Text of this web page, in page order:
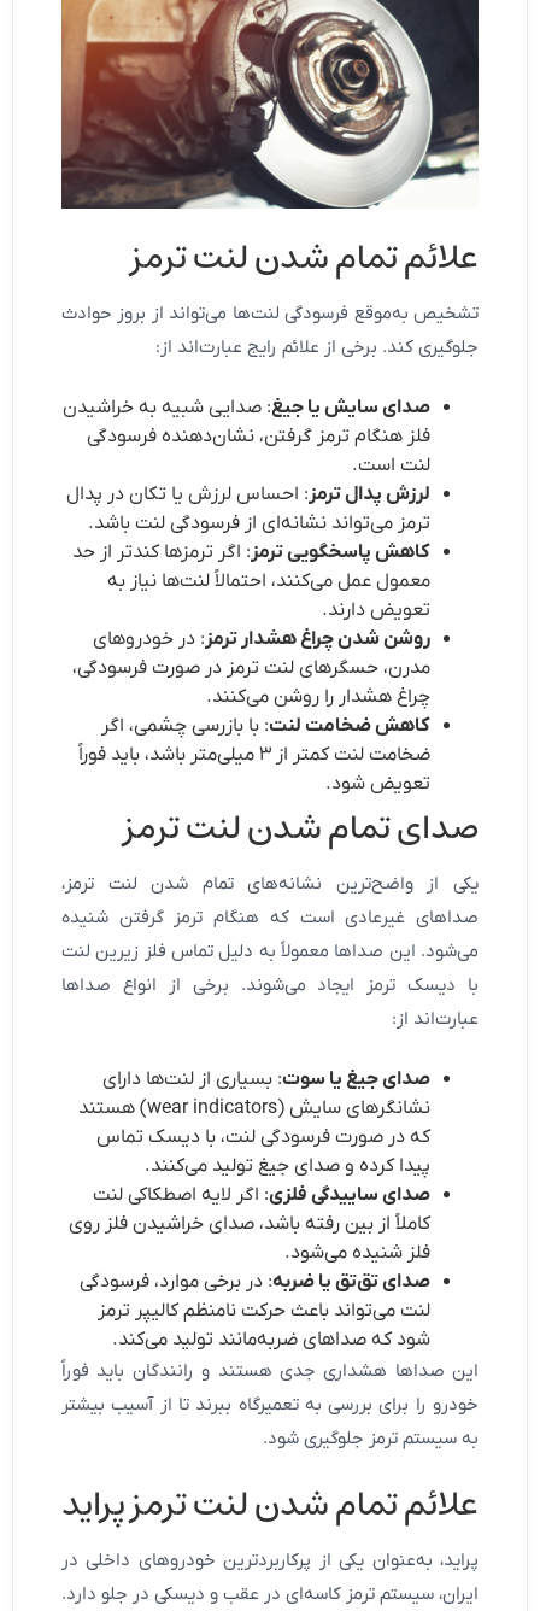
علائم تمام شدن لنت ترمز
تشخیص به‌موقع فرسودگی لنت‌ها می‌تواند از بروز حوادث
جلوگیری کند. برخی از علائم رایج عبارت‌اند از:
صدای سایش یا جیغ: صدایی شبیه به خراشیدن
فلز هنگام ترمز گرفتن، نشان‌دهنده فرسودگی
لنت است.
لرزش پدال ترمز: احساس لرزش یا تکان در پدال
ترمز می‌تواند نشانه‌ای از فرسودگی لنت باشد.
کاهش پاسخگویی ترمز: اگر ترمزها کندتر از حد
معمول عمل می‌کنند، احتمالاً لنت‌ها نیاز به
تعویض دارند.
روشن شدن چراغ هشدار ترمز: در خودروهای
مدرن، حسگرهای لنت ترمز در صورت فرسودگی،
چراغ هشدار را روشن می‌کنند.
کاهش ضخامت لنت: با بازرسی چشمی، اگر
ضخامت لنت کمتر از ۳ میلی‌متر باشد، باید فوراً
تعویض شود.
صدای تمام شدن لنت ترمز
یکی از واضح‌ترین نشانه‌های تمام شدن لنت ترمز،
صداهای غیرعادی است که هنگام ترمز گرفتن شنیده
می‌شود. این صداها معمولاً به دلیل تماس فلز زیرین لنت
با دیسک ترمز ایجاد می‌شوند. برخی از انواع صداها
عبارت‌اند از:
صدای جیغ یا سوت: بسیاری از لنت‌ها دارای
نشانگرهای سایش (wear indicators) هستند
که در صورت فرسودگی لنت، با دیسک تماس
پیدا کرده و صدای جیغ تولید می‌کنند.
صدای ساییدگی فلزی: اگر لایه اصطکاکی لنت
کاملاً از بین رفته باشد، صدای خراشیدن فلز روی
فلز شنیده می‌شود.
صدای تق‌تق یا ضربه: در برخی موارد، فرسودگی
لنت می‌تواند باعث حرکت نامنظم کالیپر ترمز
شود که صداهای ضربه‌مانند تولید می‌کند.
این صداها هشداری جدی هستند و رانندگان باید فوراً
خودرو را برای بررسی به تعمیرگاه ببرند تا از آسیب بیشتر
به سیستم ترمز جلوگیری شود.
علائم تمام شدن لنت ترمز پراید
پراید، به‌عنوان یکی از پرکاربردترین خودروهای داخلی در
ایران، سیستم ترمز کاسه‌ای در عقب و دیسکی در جلو دارد.